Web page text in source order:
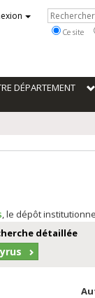
Ce site
DÉPARTEMENT
, le dépôt
détaillée